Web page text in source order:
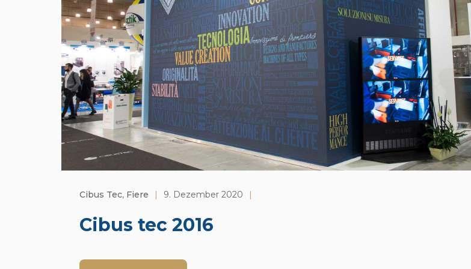
Cibus Tec, Fiere | 9. Dezember 2020 |
Cibus tec 2016